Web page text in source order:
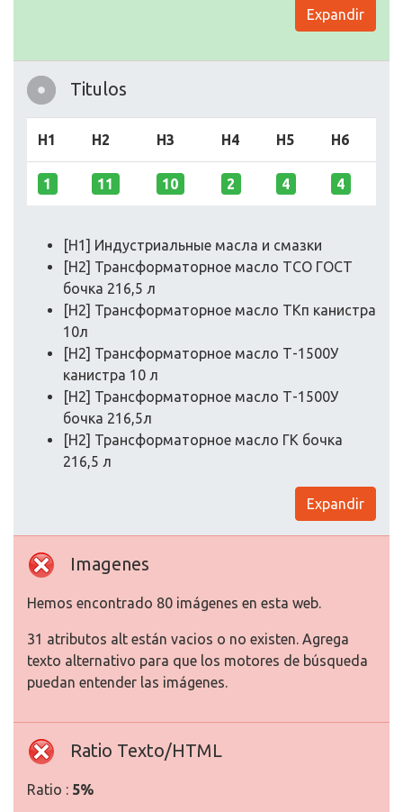
Expandir
Titulos
H1 H2 H3 H4 H5 H6
1 11 10 2 4 4
[H1] Индустриальные масла и смазки
[H2] Трансформаторное масло ТСО ГОСТ
бочка 216,5 л
[H2] Трансформаторное масло ТКп канистра
10л
[H2] Трансформаторное масло Т-1500У
канистра 10 л
[H2] Трансформаторное масло Т-1500У
бочка 216,5л
[H2] Трансформаторное масло ГК бочка
216,5 л
Expandir
Imagenes
Hemos encontrado 80 imágenes en esta web.
31 atributos alt están vacios o no existen. Agrega
texto alternativo para que los motores de búsqueda
puedan entender las imágenes.
Ratio Texto/HTML
Ratio : 5%